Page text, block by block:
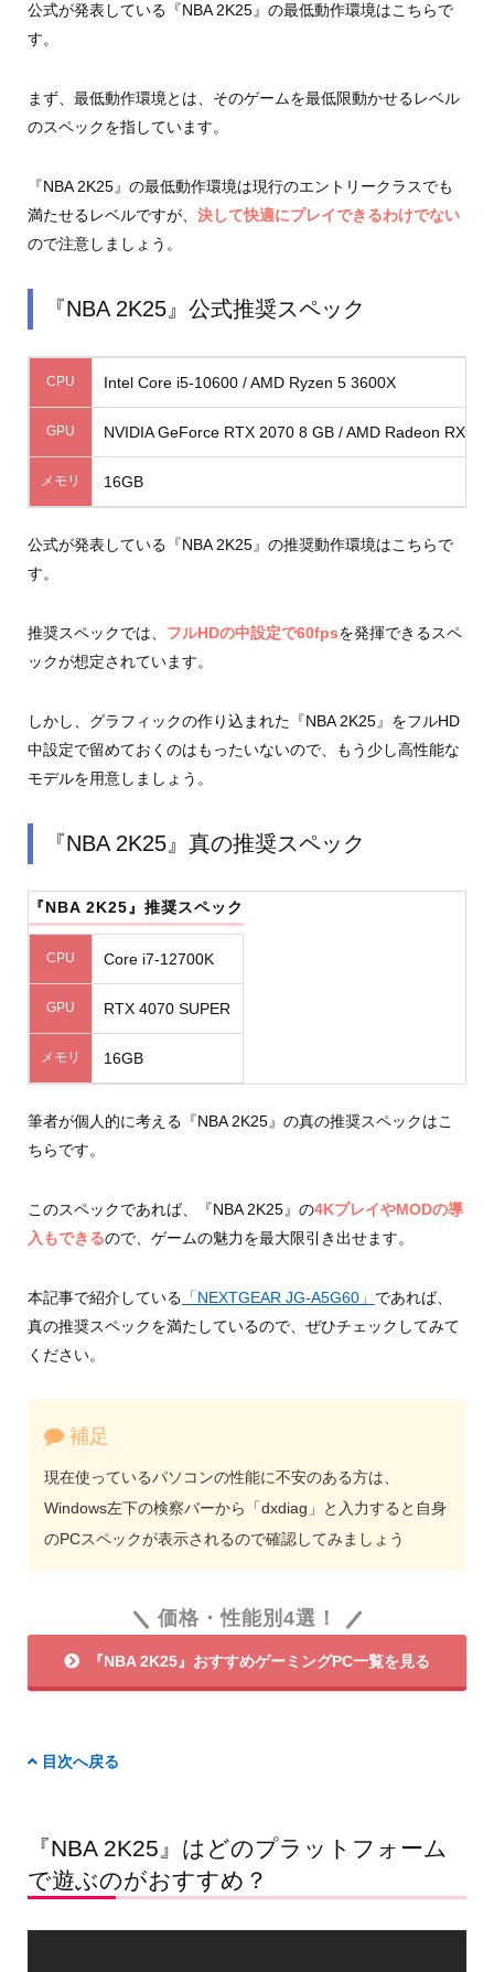
公式が発表している『NBA 2K25』の最低動作環境はこちらで
す。
まず、最低動作環境とは、そのゲームを最低限動かせるレベル
のスペックを指しています。
『NBA 2K25』の最低動作環境は現行のエントリークラスでも
満たせるレベルですが、 決して快適にプレイできるわけでない
ので注意しましょう。
『NBA 2K25』公式推奨スペック
CPU Intel Core i5-10600 / AMD Ryzen 5 3600X
GPU NVIDIA GeForce RTX 2070 8 GB / AMD Radeon RX
メモリ 16GB
公式が発表している『NBA 2K25』の推奨動作環境はこちらで
す。
推奨スペックでは、 フルHDの中設定で60fpsを発揮できるスペ
ックが想定されています。
しかし、グラフィックの作り込まれた『NBA 2K25』をフルHD
中設定で留めておくのはもったいないので、もう少し高性能な
モデルを用意しましょう。
『NBA 2K25』真の推奨スペック
『NBA 2K25』推奨スペック
CPU Core i7-12700K
GPU RTX 4070 SUPER
メモリ 16GB
筆者が個人的に考える『NBA 2K25』の真の推奨スペックはこ
ちらです。
このスペックであれば、『NBA 2K25』の4KプレイやMODの導
入もできるので、ゲームの魅力を最大限引き出せます。
本記事で紹介している 「NEXTGEAR JG-A5G60」 であれば、
真の推奨スペックを満たしているので、ぜひチェックしてみて
ください。
補足
現在使っているパソコンの性能に不安のある方は、
Windows左下の検察バーから「dxdiag」と入力すると自身
のPCスペックが表示されるので確認してみましょう
価格・性能別4選！
『NBA 2K25』おすすめゲーミングPC一覧を見る
目次へ戻る
『NBA 2K25』はどのプラットフォーム
で遊ぶのがおすすめ？